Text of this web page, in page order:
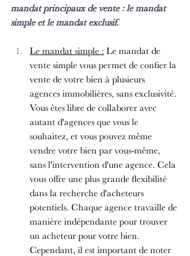
mandat principaux de vente : le mandat
simple et le mandat exclusif.
Le mandat simple : Le mandat de
vente simple vous permet de confier la
vente de votre bien à plusieurs
agences immobilières, sans exclusivité.
Vous êtes libre de collaborer avec
autant d'agences que vous le
souhaitez, et vous pouvez même
vendre votre bien par vous-même,
sans l'intervention d'une agence. Cela
vous offre une plus grande flexibilité
dans la recherche d'acheteurs
potentiels. Chaque agence travaille de
manière indépendante pour trouver
un acheteur pour votre bien.
Cependant, il est important de noter